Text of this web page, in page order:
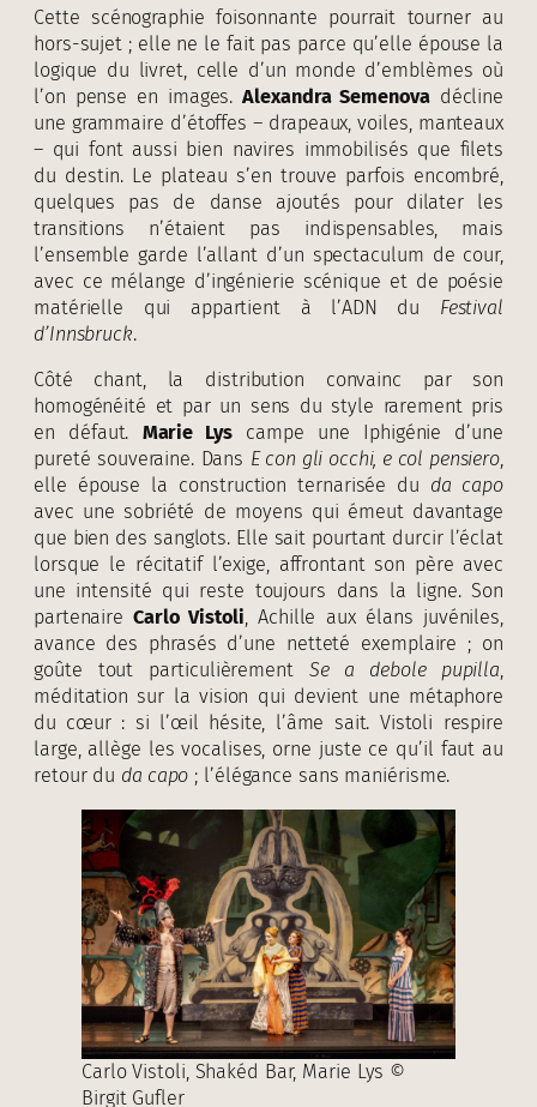
Cette scénographie foisonnante pourrait tourner au
hors-sujet ; elle ne le fait pas parce qu’elle épouse la
logique du livret, celle d’un monde d’emblèmes où
l’on pense en images.Alexandra Semenovadécline
une grammaire d’étoffes – drapeaux, voiles, manteaux
– qui font aussi bien navires immobilisés que filets
du destin. Le plateau s’en trouve parfois encombré,
quelques pas de danse ajoutés pour dilater les
transitions n’étaient pas indispensables, mais
l’ensemble garde l’allant d’un spectaculum de cour,
avec ce mélange d’ingénierie scénique et de poésie
matérielle qui appartient à l’ADN du Festival
d’Innsbruck.
Côté chant, la distribution convainc par son
homogénéité et par un sens du style rarement pris
en défaut. Marie Lys campe une Iphigénie d’une
pureté souveraine. Dans E con gli occhi, e col pensiero,
elle épouse la construction ternarisée du da capo
avec une sobriété de moyens qui émeut davantage
que bien des sanglots. Elle sait pourtant durcir l’éclat
lorsque le récitatif l’exige, affrontant son père avec
une intensité qui reste toujours dans la ligne. Son
partenaireCarlo Vistoli, Achille aux élans juvéniles,
avance des phrasés d’une netteté exemplaire ; on
goûte tout particulièrementSe a debole pupilla,
méditation sur la vision qui devient une métaphore
du cœur : si l’œil hésite, l’âme sait. Vistoli respire
large, allège les vocalises, orne juste ce qu’il faut au
retour du da capo ; l’élégance sans maniérisme.
Carlo Vistoli, Shakéd Bar, Marie Lys ©
Birgit Gufler